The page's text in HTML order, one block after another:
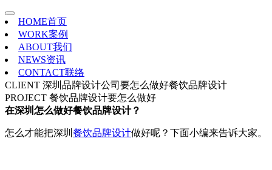
HOME首页
WORK案例
ABOUT我们
NEWS资讯
CONTACT联络
CLIENT 深圳品牌设计公司要怎么做好餐饮品牌设计
PROJECT 餐饮品牌设计要怎么做好
在深圳怎么做好餐饮品牌设计？
怎么才能把深圳 餐饮品牌设计做好呢？下面小编来告诉大家。